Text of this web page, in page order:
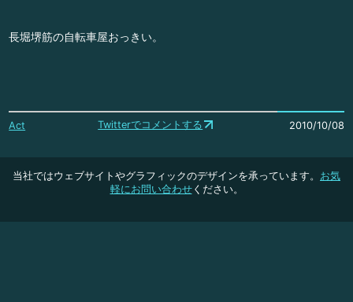
長堀堺筋の自転車屋おっきい。
Act Twitterでコメントする 2010/10/08
当社ではウェブサイトやグラフィックのデザインを承っています。 お気
軽にお問い合わせください。